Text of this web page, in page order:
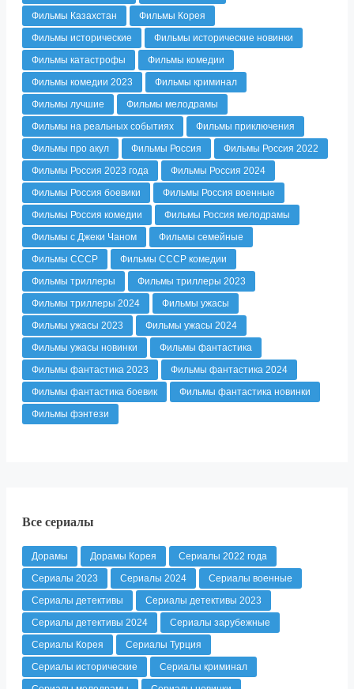
Фильмы Казахстан
Фильмы Корея
Фильмы исторические
Фильмы исторические новинки
Фильмы катастрофы
Фильмы комедии
Фильмы комедии 2023
Фильмы криминал
Фильмы лучшие
Фильмы мелодрамы
Фильмы на реальных событиях
Фильмы приключения
Фильмы про акул
Фильмы Россия
Фильмы Россия 2022
Фильмы Россия 2023 года
Фильмы Россия 2024
Фильмы Россия боевики
Фильмы Россия военные
Фильмы Россия комедии
Фильмы Россия мелодрамы
Фильмы с Джеки Чаном
Фильмы семейные
Фильмы СССР
Фильмы СССР комедии
Фильмы триллеры
Фильмы триллеры 2023
Фильмы триллеры 2024
Фильмы ужасы
Фильмы ужасы 2023
Фильмы ужасы 2024
Фильмы ужасы новинки
Фильмы фантастика
Фильмы фантастика 2023
Фильмы фантастика 2024
Фильмы фантастика боевик
Фильмы фантастика новинки
Фильмы фэнтези
Все сериалы
Дорамы Дорамы Корея
Сериалы 2022 года
Сериалы 2023
Сериалы 2024
Сериалы военные
Сериалы детективы
Сериалы детективы 2023
Сериалы детективы 2024
Сериалы зарубежные
Сериалы Корея
Сериалы Турция
Сериалы исторические
Сериалы криминал